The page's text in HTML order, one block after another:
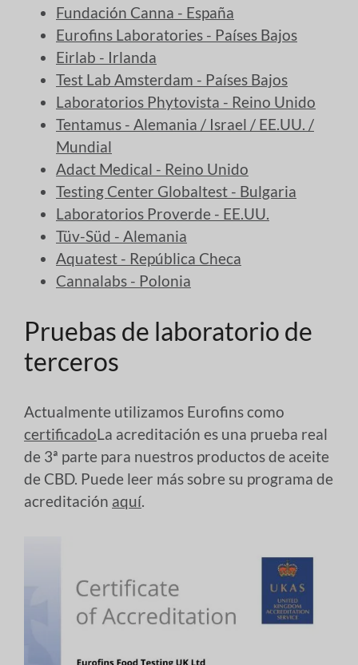
Fundación Canna - España
Eurofins Laboratories - Países Bajos
Eirlab - Irlanda
Test Lab Amsterdam - Países Bajos
Laboratorios Phytovista - Reino Unido
Tentamus - Alemania / Israel / EE.UU. /
Mundial
Adact Medical - Reino Unido
Testing Center Globaltest - Bulgaria
Laboratorios Proverde - EE.UU.
Tüv-Süd - Alemania
Aquatest - República Checa
Cannalabs - Polonia
Pruebas de laboratorio de
terceros
Actualmente utilizamos Eurofins como
certificadoLa acreditación es una prueba real
de 3ª parte para nuestros productos de aceite
de CBD. Puede leer más sobre su programa de
acreditación aquí.